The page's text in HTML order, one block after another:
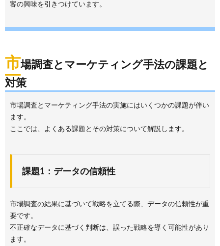
客の興味を引きつけています。
市場調査とマーケティング手法の課題と
対策
市場調査とマーケティング手法の実施にはいくつかの課題が伴い
ます。
ここでは、よくある課題とその対策について解説します。
課題1：データの信頼性
市場調査の結果に基づいて戦略を立てる際、データの信頼性が重
要です。
不正確なデータに基づく判断は、誤った戦略を導く可能性があり
ます。